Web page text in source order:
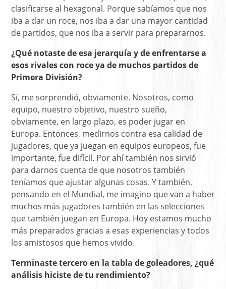
clasificarse al hexagonal. Porque sabíamos que nos
iba a dar un roce, nos iba a dar una mayor cantidad
de partidos, que nos iba a servir para prepararnos.
¿Qué notaste de esa jerarquía y de enfrentarse a
esos rivales con roce ya de muchos partidos de
Primera División?
Sí, me sorprendió, obviamente. Nosotros, como
equipo, nuestro objetivo, nuestro sueño,
obviamente, en largo plazo, es poder jugar en
Europa. Entonces, medirnos contra esa calidad de
jugadores, que ya juegan en equipos europeos, fue
importante, fue difícil. Por ahí también nos sirvió
para darnos cuenta de que nosotros también
teníamos que ajustar algunas cosas. Y también,
pensando en el Mundial, me imagino que van a haber
muchos más jugadores también en las selecciones
que también juegan en Europa. Hoy estamos mucho
más preparados gracias a esas experiencias y todos
los amistosos que hemos vivido.
Terminaste tercero en la tabla de goleadores, ¿qué
análisis hiciste de tu rendimiento?